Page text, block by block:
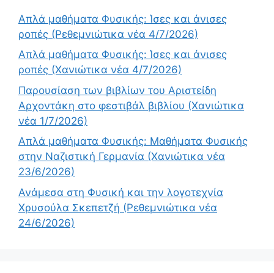
Απλά μαθήματα Φυσικής: Ίσες και άνισες
ροπές (Ρεθεμνιώτικα νέα 4/7/2026)
Απλά μαθήματα Φυσικής: Ίσες και άνισες
ροπές (Χανιώτικα νέα 4/7/2026)
Παρουσίαση των βιβλίων του Αριστείδη
Αρχοντάκη στο φεστιβάλ βιβλίου (Χανιώτικα
νέα 1/7/2026)
Απλά μαθήματα Φυσικής: Μαθήματα Φυσικής
στην Ναζιστική Γερμανία (Χανιώτικα νέα
23/6/2026)
Ανάμεσα στη Φυσική και την λογοτεχνία
Χρυσούλα Σκεπετζή (Ρεθεμνιώτικα νέα
24/6/2026)